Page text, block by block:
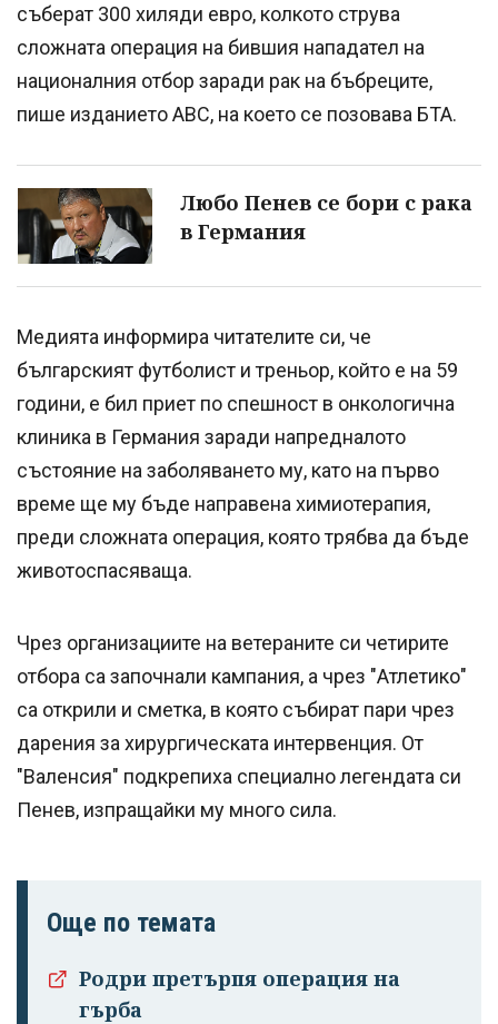
съберат 300 хиляди евро, колкото струва
сложната операция на бившия нападател на
националния отбор заради рак на бъбреците,
пише изданието ABC, на което се позовава БТА.
Любо Пенев се бори с рака
в Германия
Медията информира читателите си, че
българският футболист и треньор, който е на 59
години, е бил приет по спешност в онкологична
клиника в Германия заради напредналото
състояние на заболяването му, като на първо
време ще му бъде направена химиотерапия,
преди сложната операция, която трябва да бъде
животоспасяваща.
Чрез организациите на ветераните си четирите
отбора са започнали кампания, а чрез "Атлетико"
са открили и сметка, в която събират пари чрез
дарения за хирургическата интервенция. От
"Валенсия" подкрепиха специално легендата си
Пенев, изпращайки му много сила.
Още по темата
Родри претърпя операция на
гърба